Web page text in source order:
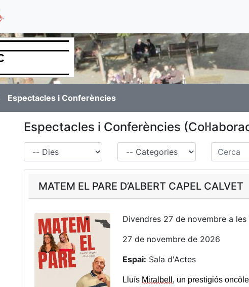
Espectacles i Conferències
Espectacles i Conferències
Cerca
MATEM EL PARE D’ALBERT CAPEL CALVET
Divendres 27 de novembre a les
27 de novembre de 2026
Espai: Sala d'Actes
Lluís Miralbell , un prestigiós